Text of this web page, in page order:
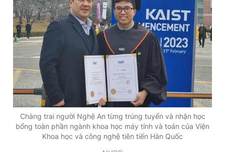
Chàng trai người Nghệ An từng trúng tuyển và nhận học
bổng toàn phần ngành khoa học máy tính và toán của Viện
Khoa học và công nghệ tiên tiến Hàn Quốc